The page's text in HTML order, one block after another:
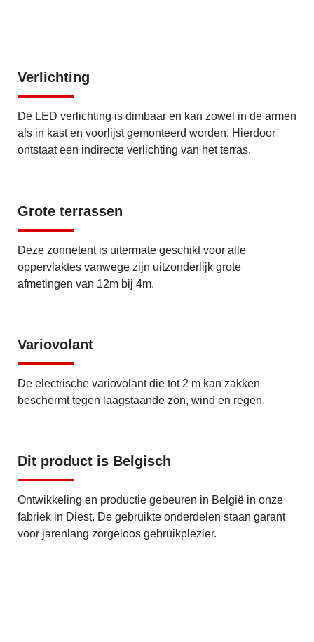
Verlichting
De LED verlichting is dimbaar en kan zowel in de armen
als in kast en voorlijst gemonteerd worden. Hierdoor
ontstaat een indirecte verlichting van het terras.
Grote terrassen
Deze zonnetent is uitermate geschikt voor alle
oppervlaktes vanwege zijn uitzonderlijk grote
afmetingen van 12m bij 4m.
Variovolant
De electrische variovolant die tot 2 m kan zakken
beschermt tegen laagstaande zon, wind en regen.
Dit product is Belgisch
Ontwikkeling en productie gebeuren in België in onze
fabriek in Diest. De gebruikte onderdelen staan garant
voor jarenlang zorgeloos gebruikplezier.